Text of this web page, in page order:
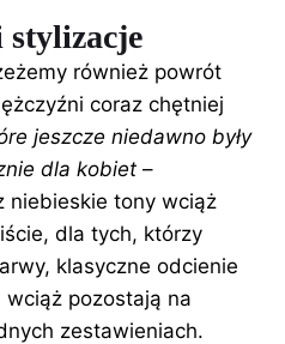
również powrót
coraz chętniej
jeszcze niedawno były
dla kobiet –
niebieskie tony wciąż
dla tych, którzy
klasyczne odcienie
pozostają na
zestawieniach.